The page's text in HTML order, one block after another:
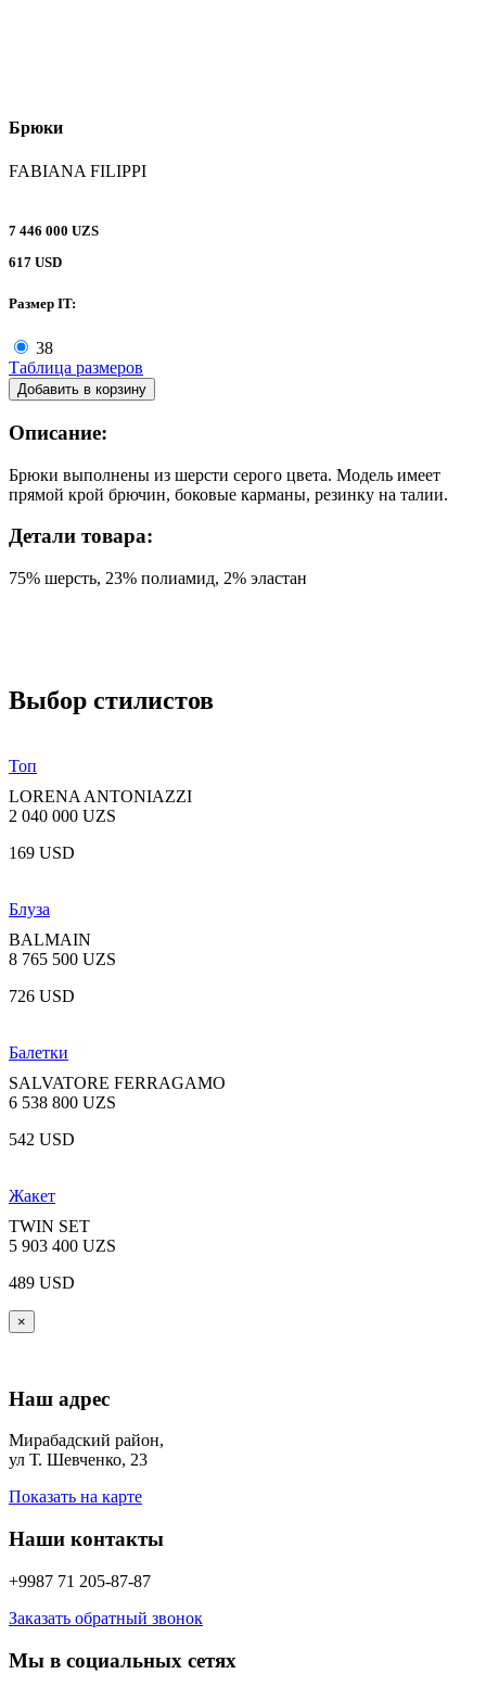
Брюки
FABIANA FILIPPI
7 446 000 UZS
617 USD
Размер IT:
38
Таблица размеров
Добавить в корзину
Описание:
Брюки выполнены из шерсти серого цвета. Модель имеет
прямой крой брючин, боковые карманы, резинку на талии.
Детали товара:
75% шерсть, 23% полиамид, 2% эластан
Выбор стилистов
Топ
LORENA ANTONIAZZI
2 040 000 UZS
169 USD
Блуза
BALMAIN
8 765 500 UZS
726 USD
Балетки
SALVATORE FERRAGAMO
6 538 800 UZS
542 USD
Жакет
TWIN SET
5 903 400 UZS
489 USD
×
Наш адрес
Мирабадский район,
ул Т. Шевченко, 23
Показать на карте
Наши контакты
+9987 71 205-87-87
Заказать обратный звонок
Мы в социальных сетях